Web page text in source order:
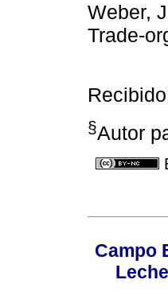
Weber,
Trade-
§Autor
Campo